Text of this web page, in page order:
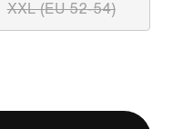
XXL (EU 52-54)